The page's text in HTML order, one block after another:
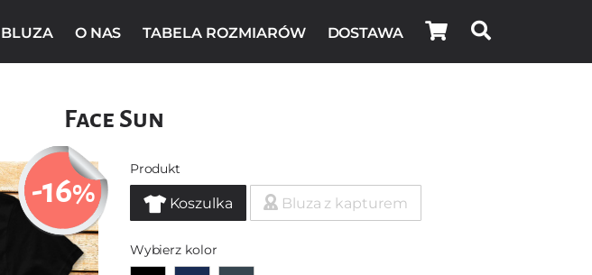
BLUZA O NAS TABELA ROZMIARÓW DOSTAWA
Face Sun
-16%
Produkt
Koszulka Bluza z kapturem
Wybierz kolor